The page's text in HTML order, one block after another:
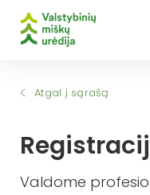
Atgal į sąrašą
Valdome